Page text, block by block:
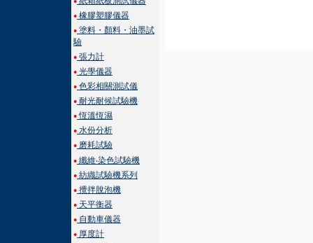
●
● 橡膠塑膠儀器
● 塗料・顏料・油墨試
驗
● 張力計
● 光學儀器
● 色彩相關測試儀
● 耐光耐候試驗機
● 恆溫恆濕
● 水份分析
● 磨耗試驗
● 纖維‧染色試驗機
● 紡織試驗機系列
● 攪拌脫泡機
● 天平衡器
● 自動車儀器
● 厚度計